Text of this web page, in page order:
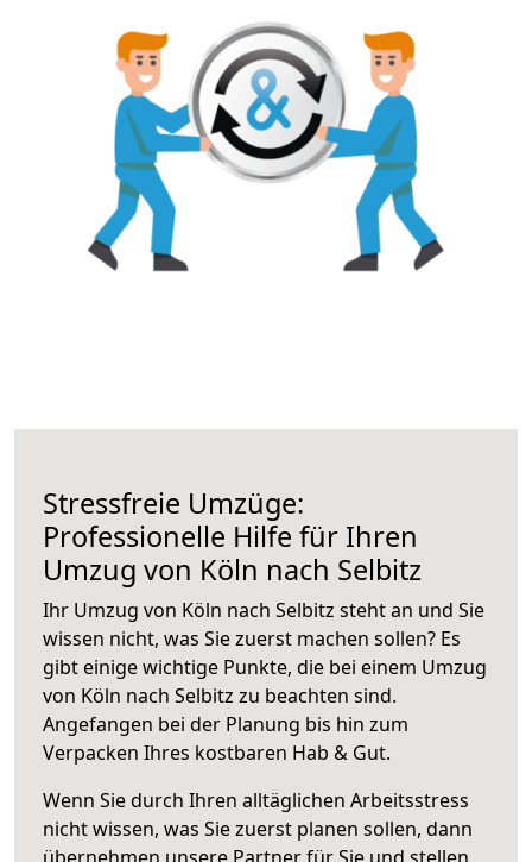
Stressfreie Umzüge:
Professionelle Hilfe für Ihren
Umzug von Köln nach Selbitz
Ihr Umzug von Köln nach Selbitz steht an und Sie
wissen nicht, was Sie zuerst machen sollen? Es
gibt einige wichtige Punkte, die bei einem Umzug
von Köln nach Selbitz zu beachten sind.
Angefangen bei der Planung bis hin zum
Verpacken Ihres kostbaren Hab & Gut.
Wenn Sie durch Ihren alltäglichen Arbeitsstress
nicht wissen, was Sie zuerst planen sollen, dann